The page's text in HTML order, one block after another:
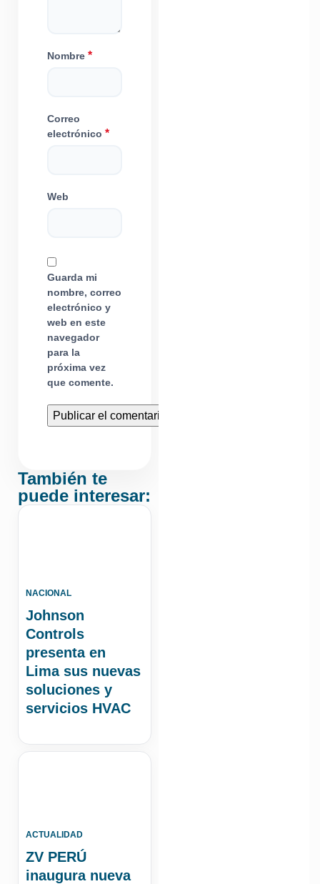
Nombre *
Correo
electrónico *
Web
Guarda mi
nombre, correo
electrónico y
web en este
navegador
para la
próxima vez
que comente.
También te
puede interesar:
NACIONAL
Johnson
Controls
presenta en
Lima sus nuevas
soluciones y
servicios HVAC
ACTUALIDAD
ZV PERÚ
inaugura nueva